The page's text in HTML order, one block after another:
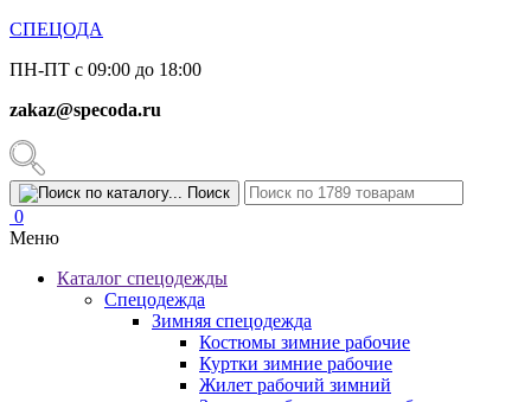
СПЕЦОДА
ПН-ПТ с 09:00 до 18:00
zakaz@specoda.ru
Поиск
0
Меню
Каталог спецодежды
Спецодежда
Зимняя спецодежда
Костюмы зимние рабочие
Куртки зимние рабочие
Жилет рабочий зимний